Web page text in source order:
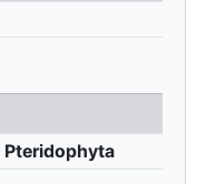
Pteridophyta